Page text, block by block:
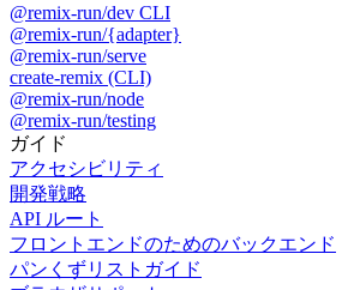
@remix-run/dev CLI
@remix-run/{adapter}
@remix-run/serve
create-remix (CLI)
@remix-run/node
@remix-run/testing
ガイド
アクセシビリティ
開発戦略
API ルート
フロントエンドのためのバックエンド
パンくずリストガイド